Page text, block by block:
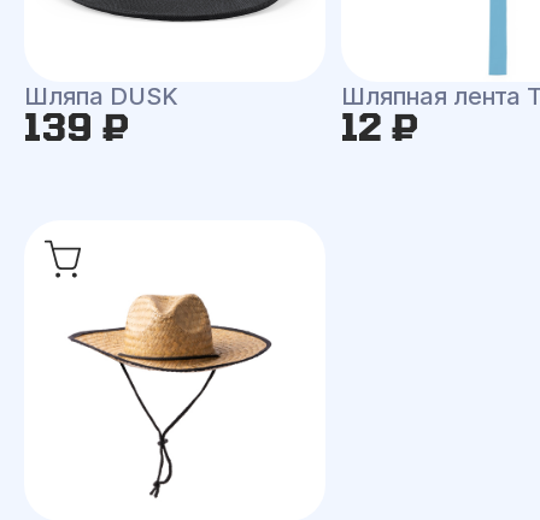
Шляпа DUSK
139 ₽
Шляпная лента
12 ₽